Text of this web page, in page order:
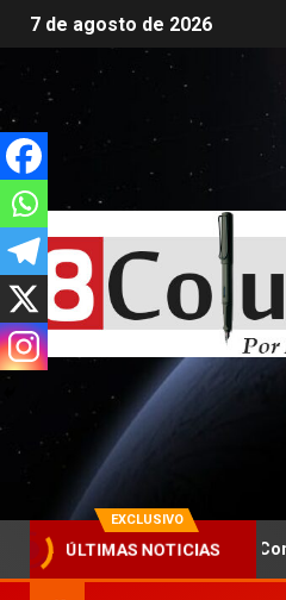
7 de agosto de 2026
EXCLUSIVO
ÚLTIMAS NOTICIAS
Negro al Congreso del